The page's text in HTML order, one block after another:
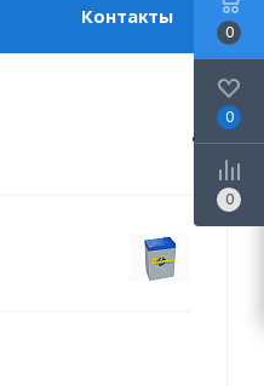
Контакты
0
0
0